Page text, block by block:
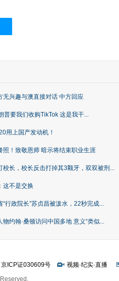
无兴趣与澳直接对话 中方回应
普要我们收购TikTok 这是我干...
用上国产发动机！
照！致敬恩师 暗示将结束职业生涯
校长，校长反击打掉其3颗牙，双双被刑...
这不是交换
“行政院长”苏贞昌被泼水，22秒完成...
约翰·桑顿访问中国多地 意义“类似...
京ICP证030609号 视频·纪实·直播